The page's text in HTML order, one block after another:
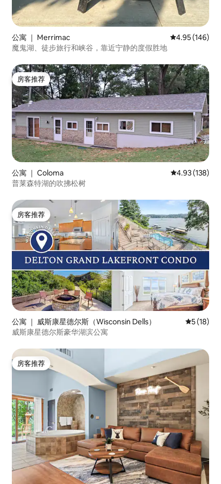
公寓 ｜ Merrimac 平均评分 4.95
4.95 (146)
魔鬼湖、徒步旅行和峡谷，靠近宁静的度假胜地
房客推荐
房客推荐
公寓 ｜ Coloma 平均评分 4.93
4.93 (138)
普莱森特湖的吹拂松树
房客推荐
房客推荐
公寓 ｜ 威斯康星德尔斯（Wisconsin Dells） 平均评分
5 (18)
威斯康星德尔斯豪华湖滨公寓
房客推荐
房客推荐